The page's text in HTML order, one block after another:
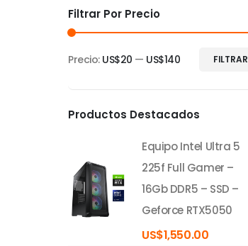
Filtrar Por Precio
mínimo
máximo
FILTRAR
Precio: US$20 — US$140
Productos Destacados
Equipo Intel Ultra 5
225f Full Gamer –
16Gb DDR5 – SSD –
Geforce RTX5050
US$1,550.00